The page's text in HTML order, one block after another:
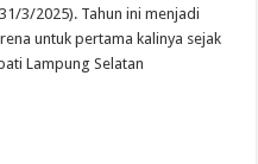
3/2025). Tahun ini menjadi
untuk pertama kalinya sejak
Lampung Selatan